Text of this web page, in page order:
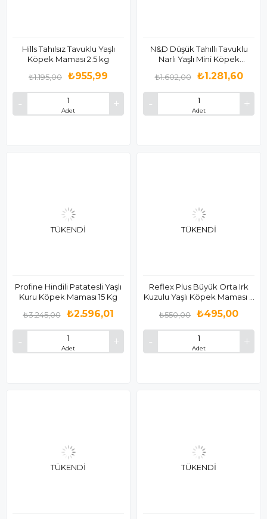
Hills Tahılsız Tavuklu Yaşlı
Köpek Maması 2.5 kg
Adet
₺955,99
₺1.195,00
N&D Düşük Tahıllı Tavuklu
Narlı Yaşlı Mini Köpek
Adet
₺1.281,60
₺1.602,00
TÜKENDI
Profine Hindili Patatesli Yaşlı
Kuru Köpek Maması 15 Kg
Adet
₺2.596,01
₺3.245,00
TÜKENDI
Reflex Plus Büyük Orta Irk
Kuzulu Yaşlı Köpek Maması 3
Adet
₺495,00
₺550,00
TÜKENDI TÜKENDI